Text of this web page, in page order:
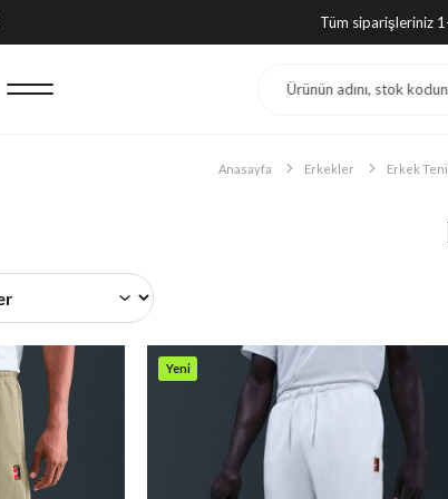
Tüm siparişleriniz
Anasayfa Erkekler Erkek
Yeni